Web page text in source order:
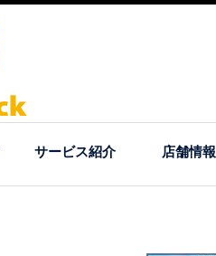
サービス紹介 店舗情報